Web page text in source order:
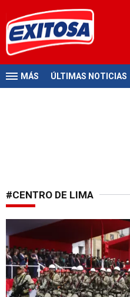
MÁS ÚLTIMAS NOTICIAS
#CENTRO DE LIMA
Atención ciudadanos